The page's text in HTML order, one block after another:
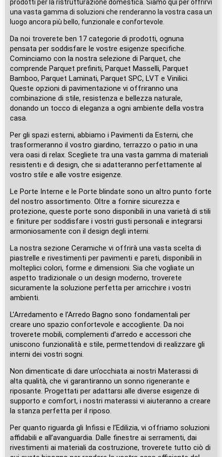
prodotti per la ristrutturazione domestica. Siamo qui per offrirvi
una vasta gamma di soluzioni che renderanno la vostra casa un
luogo ancora più bello, funzionale e confortevole.
Da noi troverete ben 17 categorie di prodotti, ognuna
pensata per soddisfare le vostre esigenze specifiche.
Cominciamo con la nostra selezione di Parquet, che
comprende Parquet prefiniti, Parquet Masselli, Parquet
Bamboo, Parquet Laminati, Parquet SPC, LVT e Vinilici.
Queste opzioni di pavimentazione vi offriranno una
combinazione di stile, resistenza e bellezza naturale,
donando un tocco di eleganza a ogni ambiente della vostra
casa.
Per gli spazi esterni, abbiamo i Pavimenti da Esterni, che
trasformeranno il vostro giardino, terrazzo o patio in una
vera oasi di relax. Scegliete tra una vasta gamma di materiali
resistenti e di design, che si adatteranno perfettamente al
vostro stile e alle vostre esigenze.
Le Porte Interne e le Porte blindate sono un altro punto forte
del nostro assortimento. Oltre a fornire sicurezza e
protezione, queste porte sono disponibili in una varietà di stili
e finiture per soddisfare i vostri gusti personali e integrarsi
armoniosamente con il design degli interni.
La nostra sezione Ceramiche vi offrirà una vasta scelta di
piastrelle e rivestimenti per pavimenti e pareti, disponibili in
molteplici colori, forme e dimensioni. Sia che vogliate un
aspetto tradizionale o un design moderno, troverete
sicuramente la soluzione perfetta per arricchire i vostri
ambienti.
L’Arredamento e l’Arredo Bagno sono fondamentali per
creare uno spazio confortevole e accogliente. Da noi
troverete mobili, complementi d’arredo e accessori che
uniscono funzionalità e stile, permettendovi di realizzare gli
interni dei vostri sogni.
Non dimenticate di dare un’occhiata ai nostri Materassi di
alta qualità, che vi garantiranno un sonno rigenerante e
riposante. Progettati per adattarsi alle diverse esigenze di
supporto e comfort, i nostri materassi vi aiuteranno a creare
la stanza perfetta per il riposo.
Per quanto riguarda gli Infissi e l’Edilizia, vi offriamo soluzioni
affidabili e all’avanguardia. Dalle finestre ai serramenti, dai
rivestimenti ai materiali da costruzione, troverete tutto ciò di